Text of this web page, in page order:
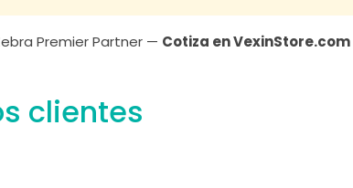
Premier Partner — Cotiza en VexinStore.com
clientes